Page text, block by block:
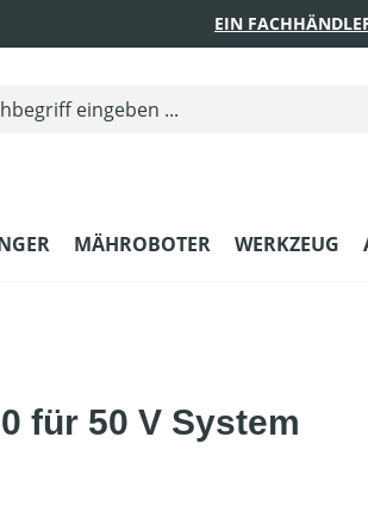
EIN
MÄHROBOTER WERKZEUG
für 50 V System